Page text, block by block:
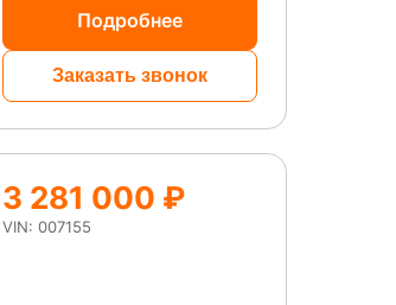
Подробнее
Заказать звонок
3 281 000 ₽
VIN: 007155